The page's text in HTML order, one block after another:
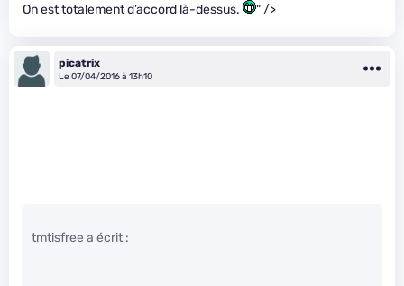
On est totalement d’accord là-dessus. " />
picatrix
Le 07/04/2016 à 13h10
tmtisfree a écrit :